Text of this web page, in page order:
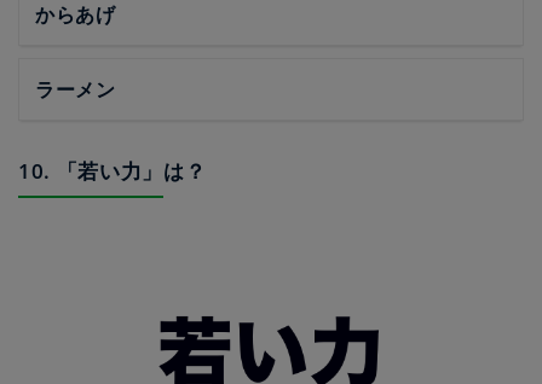
からあげ
ラーメン
10. 「若い力」は？